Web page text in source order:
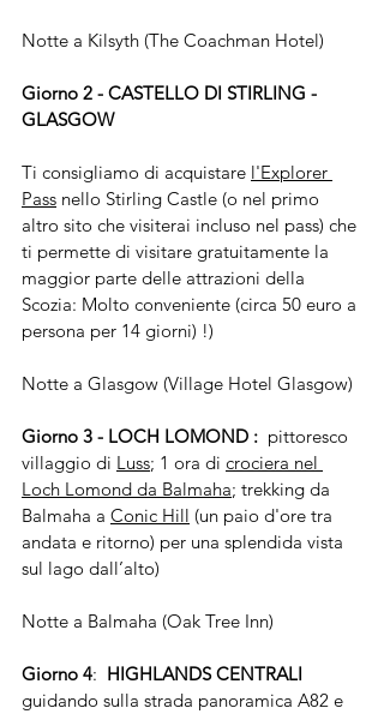
Notte a Kilsyth (The Coachman Hotel)
Giorno 2 - CASTELLO DI STIRLING -
GLASGOW
Ti consigliamo di acquistare l'Explorer
Pass nello Stirling Castle (o nel primo
altro sito che visiterai incluso nel pass) che
ti permette di visitare gratuitamente la
maggior parte delle attrazioni della
Scozia: Molto conveniente (circa 50 euro a
persona per 14 giorni) !)
Notte a Glasgow (Village Hotel Glasgow)
Giorno 3 - LOCH LOMOND : pittoresco
villaggio di Luss; 1 ora di crociera nel
Loch Lomond da Balmaha; trekking da
Balmaha a Conic Hill (un paio d'ore tra
andata e ritorno) per una splendida vista
sul lago dall’alto)
Notte a Balmaha (Oak Tree Inn)
Giorno 4: HIGHLANDS CENTRALI
guidando sulla strada panoramica A82 e